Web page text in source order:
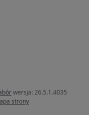
wersja: 26.5.1.4035
strony